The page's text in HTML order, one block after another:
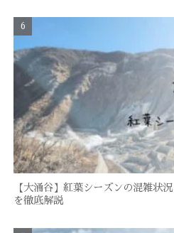
【大涌谷】紅葉シーズンの混雑状
を徹底解説